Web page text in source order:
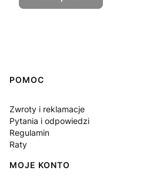
Linki w stopce
POMOC
Zwroty i reklamacje
Pytania i odpowiedzi
Regulamin
Raty
MOJE KONTO